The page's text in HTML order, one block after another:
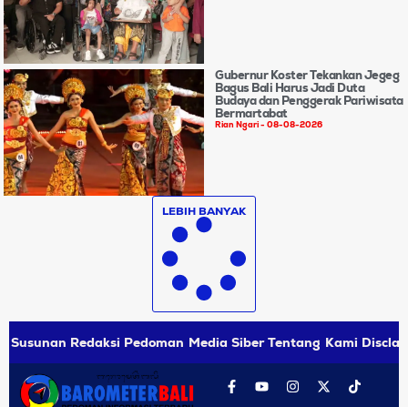
Gubernur Koster Tekankan Jegeg
Bagus Bali Harus Jadi Duta
Budaya dan Penggerak Pariwisata
Bermartabat
Rian Ngari 08-08-2026
LEBIH BANYAK
Susunan Redaksi Pedoman Media Siber Tentang Kami